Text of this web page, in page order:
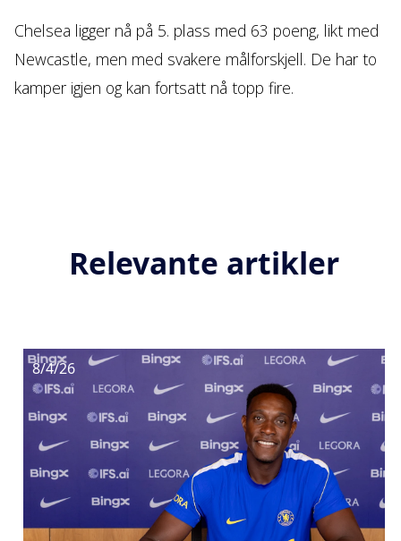
Chelsea ligger nå på 5. plass med 63 poeng, likt med
Newcastle, men med svakere målforskjell. De har to
kamper igjen og kan fortsatt nå topp fire.
Relevante artikler
8/4/26